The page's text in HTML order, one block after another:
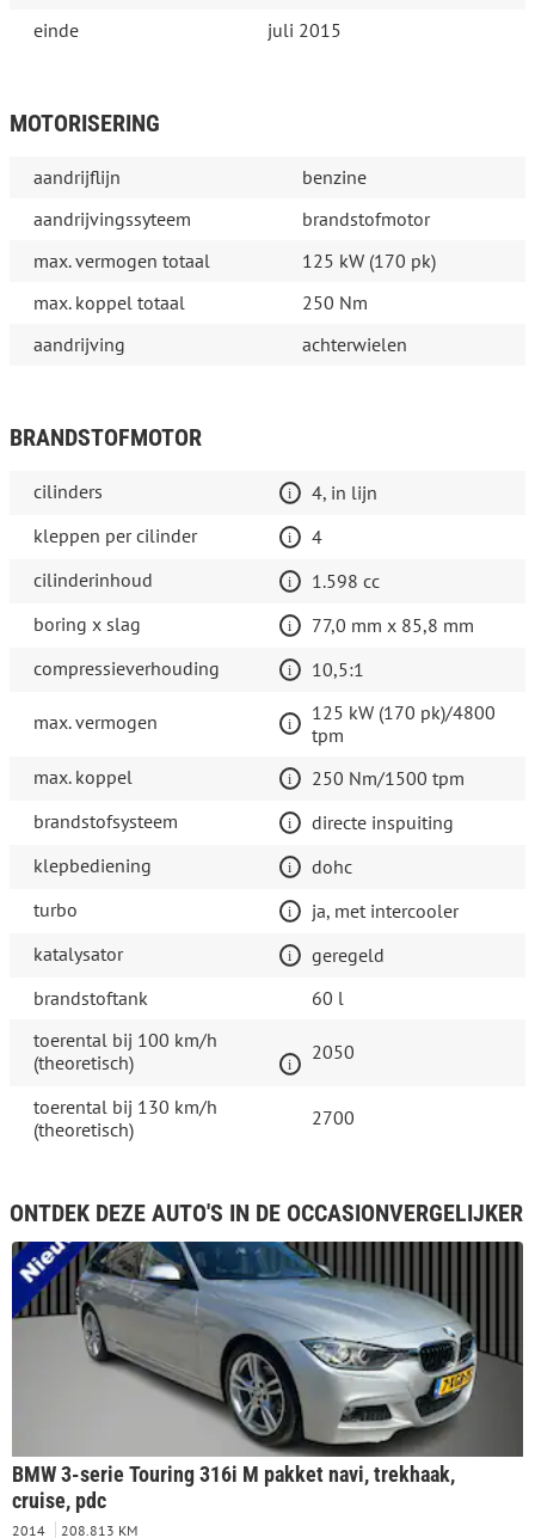
einde
juli 2015
MOTORISERING
aandrijflijn
benzine
aandrijvingssyteem
brandstofmotor
max. vermogen totaal
125 kW (170 pk)
max. koppel totaal
250 Nm
aandrijving
achterwielen
BRANDSTOFMOTOR
cilinders
4, in lijn
kleppen per cilinder
4
cilinderinhoud
1.598 cc
boring x slag
77,0 mm x 85,8 mm
compressieverhouding
10,5:1
max. vermogen
125 kW (170 pk)/4800
tpm
max. koppel
250 Nm/1500 tpm
brandstofsysteem
directe inspuiting
klepbediening
dohc
turbo
ja, met intercooler
katalysator
geregeld
brandstoftank
60 l
toerental bij 100 km/h
(theoretisch)
2050
toerental bij 130 km/h
(theoretisch)
2700
ONTDEK DEZE AUTO'S IN DE OCCASIONVERGELIJKER
BMW 3-serie Touring 316i M pakket navi, trekhaak,
cruise, pdc
2014 208.813 KM